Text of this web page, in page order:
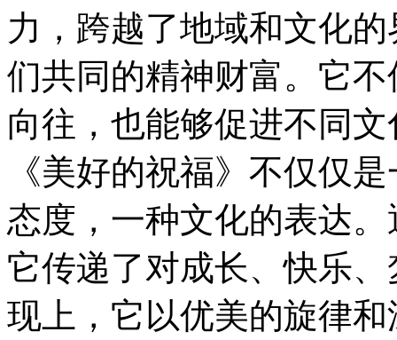
力，跨越了地域和文化
们共同的精神财富。它
向往，也能够促进不同
《美好的祝福》不仅仅
态度，一种文化的表达
它传递了对成长、快乐
现上，它以优美的旋律